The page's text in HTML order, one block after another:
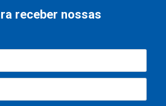
receber nossas